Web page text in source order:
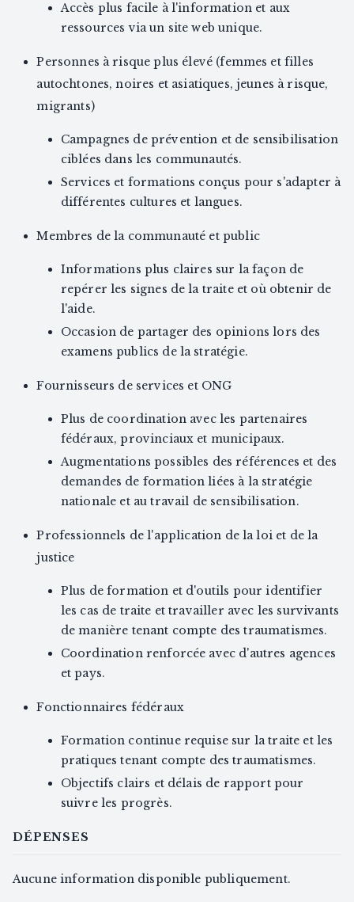
Accès plus facile à l'information et aux
ressources via un site web unique.
Personnes à risque plus élevé (femmes et filles
autochtones, noires et asiatiques, jeunes à risque,
migrants)
Campagnes de prévention et de sensibilisation
ciblées dans les communautés.
Services et formations conçus pour s'adapter à
différentes cultures et langues.
Membres de la communauté et public
Informations plus claires sur la façon de
repérer les signes de la traite et où obtenir de
l'aide.
Occasion de partager des opinions lors des
examens publics de la stratégie.
Fournisseurs de services et ONG
Plus de coordination avec les partenaires
fédéraux, provinciaux et municipaux.
Augmentations possibles des références et des
demandes de formation liées à la stratégie
nationale et au travail de sensibilisation.
Professionnels de l'application de la loi et de la
justice
Plus de formation et d'outils pour identifier
les cas de traite et travailler avec les survivants
de manière tenant compte des traumatismes.
Coordination renforcée avec d'autres agences
et pays.
Fonctionnaires fédéraux
Formation continue requise sur la traite et les
pratiques tenant compte des traumatismes.
Objectifs clairs et délais de rapport pour
suivre les progrès.
DÉPENSES
Aucune information disponible publiquement.